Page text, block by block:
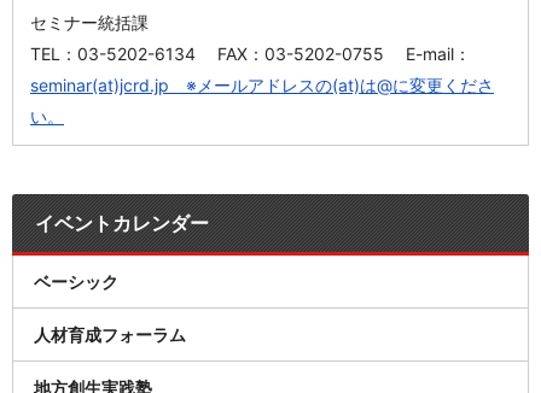
セミナー統括課
TEL：03-5202-6134 FAX：03-5202-0755 E-mail：
seminar(at)jcrd.jp ※メールアドレスの(at)は@に変更くださ
い。
イベントカレンダー
ベーシック
人材育成フォーラム
地方創生実践塾